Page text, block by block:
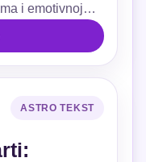
i emotivnoj
ASTRO TEKST